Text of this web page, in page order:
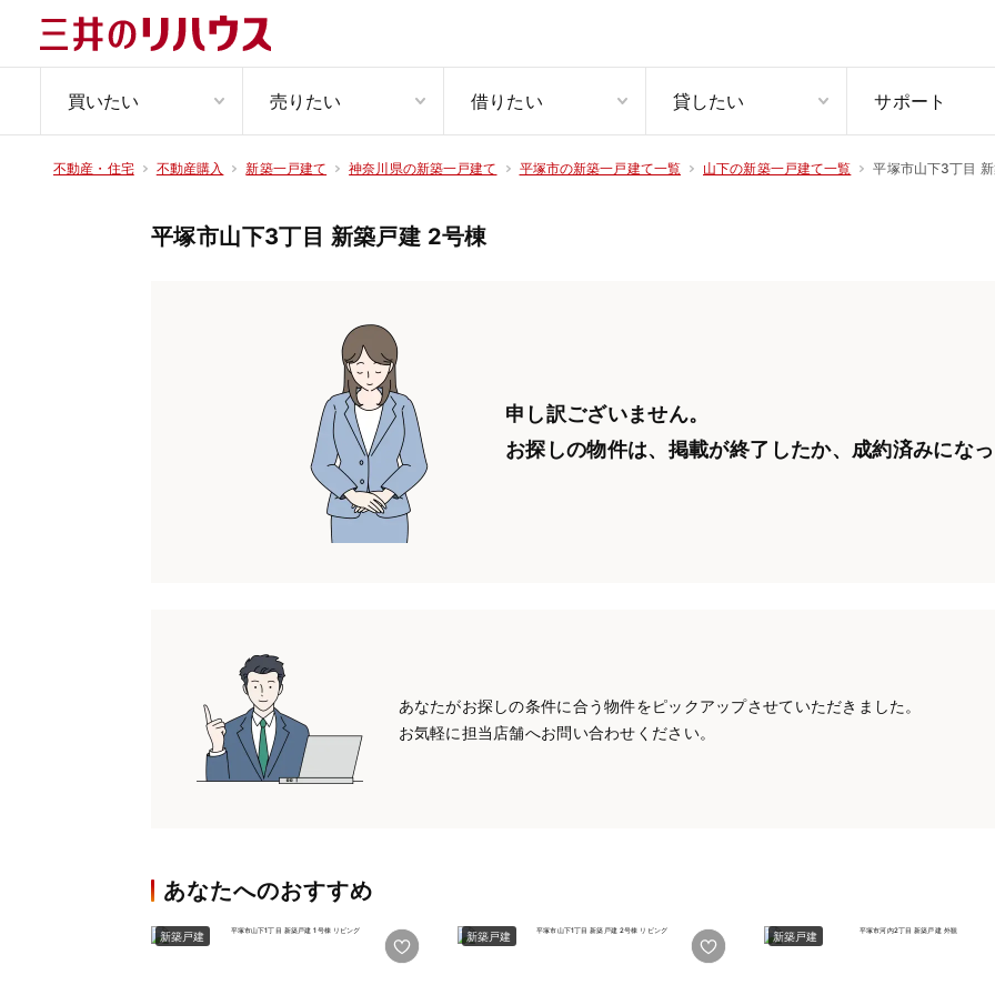
買いたい 売りたい 借りたい 貸したい サポート
不動産・住宅 不動産購入 新築一戸建て 神奈川県の新築一戸建て 平塚市の新築一戸建て一覧 山下の新築一戸建て一覧 平塚市山下3丁目
平塚市山下3丁目 新築戸建 2号棟
申し訳ございません。
お探しの物件は、掲載が終了したか、 成約済みにな
あなたがお探しの条件に合う物件をピックアップさせていただきました。
お気軽に担当店舗へお問い合わせください。
あなたへのおすすめ
新築戸建 新築戸建 新築戸建